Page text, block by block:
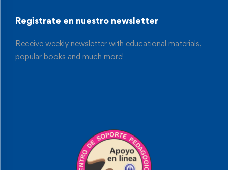
Registrate en nuestro newsletter
Receive weekly newsletter with educational materials,
popular books and much more!